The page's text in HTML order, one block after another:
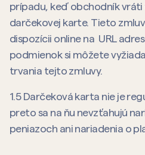
prípadu, keď obchodník vráti
darčekovej karte. Tieto
dispozícii online na URL
podmienok si môžete
trvania tejto zmluvy.
1.5 Darčeková karta nie je
preto sa na ňu nevzťahujú
peniazoch ani nariadenia o